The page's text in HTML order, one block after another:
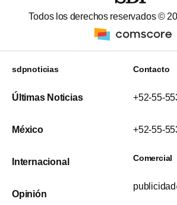
Todos los derechos reservados ©
sdpnoticias
Últimas Noticias
México
Internacional
Opinión
Contacto
+52-55-
+52-55-
Comercial